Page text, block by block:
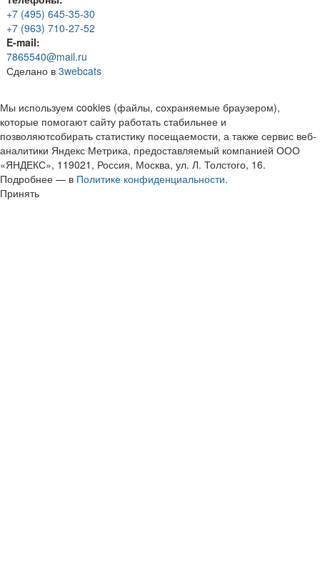
+7 (495) 645-35-30
+7 (963) 710-27-52
E-mail:
7865540@mail.ru
Сделано в 3webcats
Мы используем cookies (файлы, сохраняемые браузером),
которые помогают сайту работать стабильнее и
позволяютсобирать статистику посещаемости, а также сервис веб-
аналитики Яндекс Метрика, предоставляемый компанией ООО
«ЯНДЕКС», 119021, Россия, Москва, ул. Л. Толстого, 16.
Подробнее — в Политике конфиденциальности.
Принять